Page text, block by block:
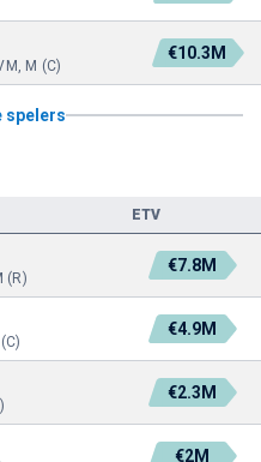
M (C)
€10.3M
spelers
ETV
(R)
€7.8M
€4.9M
€2.3M
€2M